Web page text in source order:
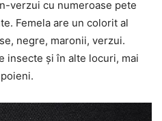
verzui cu numeroase pete
Femela are un colorit al
negre, maronii, verzui.
insecte și în alte locuri, mai